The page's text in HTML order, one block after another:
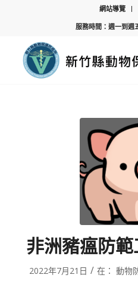
網站導覽
服務時間：週一到週
非洲豬瘟防
2022年7月21日 / 在： 動物